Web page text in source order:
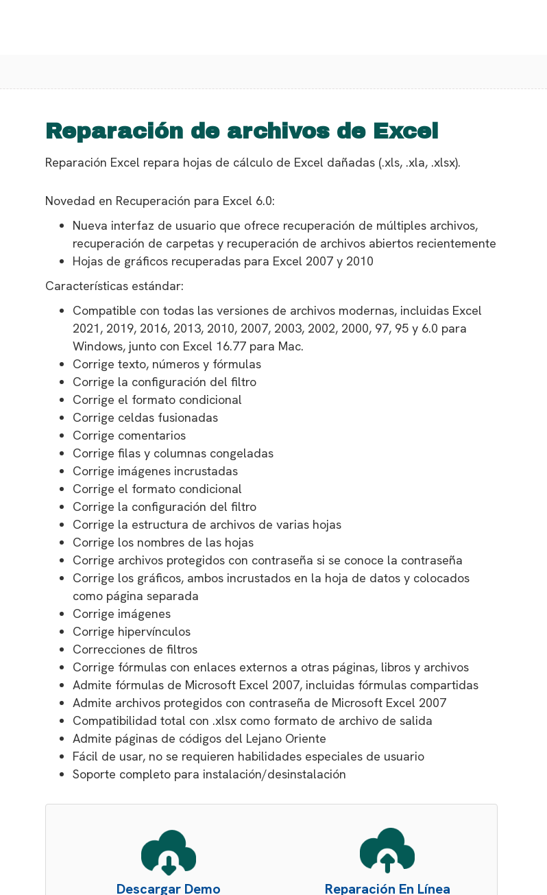
Reparación de archivos de Excel
Reparación Excel repara hojas de cálculo de Excel dañadas (.xls, .xla, .xlsx).
Novedad en Recuperación para Excel 6.0:
Nueva interfaz de usuario que ofrece recuperación de múltiples archivos,
recuperación de carpetas y recuperación de archivos abiertos recientemente
Hojas de gráficos recuperadas para Excel 2007 y 2010
Características estándar:
Compatible con todas las versiones de archivos modernas, incluidas Excel
2021, 2019, 2016, 2013, 2010, 2007, 2003, 2002, 2000, 97, 95 y 6.0 para
Windows, junto con Excel 16.77 para Mac.
Corrige texto, números y fórmulas
Corrige la configuración del filtro
Corrige el formato condicional
Corrige celdas fusionadas
Corrige comentarios
Corrige filas y columnas congeladas
Corrige imágenes incrustadas
Corrige el formato condicional
Corrige la configuración del filtro
Corrige la estructura de archivos de varias hojas
Corrige los nombres de las hojas
Corrige archivos protegidos con contraseña si se conoce la contraseña
Corrige los gráficos, ambos incrustados en la hoja de datos y colocados
como página separada
Corrige imágenes
Corrige hipervínculos
Correcciones de filtros
Corrige fórmulas con enlaces externos a otras páginas, libros y archivos
Admite fórmulas de Microsoft Excel 2007, incluidas fórmulas compartidas
Admite archivos protegidos con contraseña de Microsoft Excel 2007
Compatibilidad total con .xlsx como formato de archivo de salida
Admite páginas de códigos del Lejano Oriente
Fácil de usar, no se requieren habilidades especiales de usuario
Soporte completo para instalación/desinstalación
Descargar Demo Reparación En Línea